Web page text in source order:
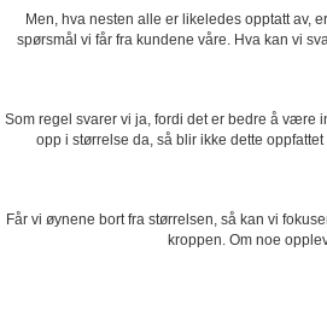
Men, hva nesten alle er likeledes opptatt av,
spørsmål vi får fra kundene våre. Hva kan vi
Som regel svarer vi ja, fordi det er bedre å være
opp i størrelse da, så blir ikke dette
Får vi øynene bort fra størrelsen, så kan vi
kroppen. Om noe